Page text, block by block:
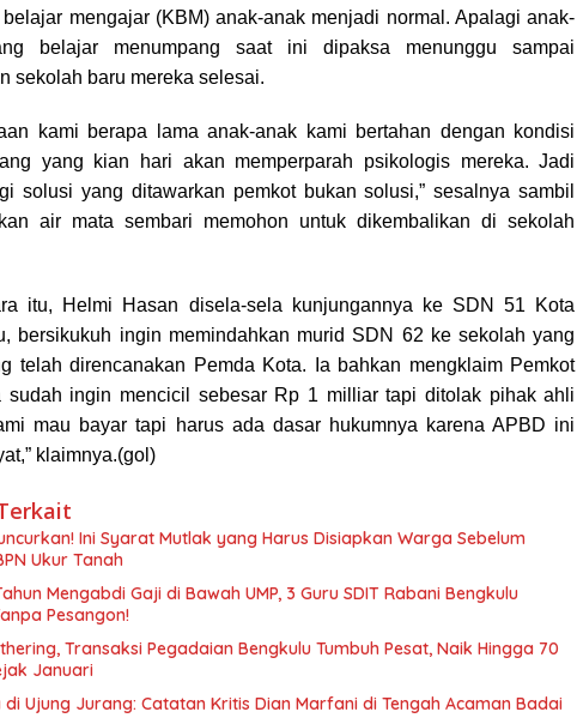
belajar mengajar (KBM) anak-anak menjadi normal. Apalagi anak-
belajar menumpang saat ini dipaksa menunggu sampai
sekolah baru mereka selesai.
kami berapa lama anak-anak kami bertahan dengan kondisi
yang kian hari akan memperparah psikologis mereka. Jadi
solusi yang ditawarkan pemkot bukan solusi,” sesalnya sambil
air mata sembari memohon untuk dikembalikan di sekolah
itu, Helmi Hasan disela-sela kunjungannya ke SDN 51 Kota
bersikukuh ingin memindahkan murid SDN 62 ke sekolah yang
telah direncanakan Pemda Kota. Ia bahkan mengklaim Pemkot
sudah ingin mencicil sebesar Rp 1 milliar tapi ditolak pihak ahli
mau bayar tapi harus ada dasar hukumnya karena APBD ini
klaimnya.(gol)
Ini Syarat Mutlak yang Harus Disiapkan Warga Sebelum
Ukur Tanah
Mengabdi Gaji di Bawah UMP, 3 Guru SDIT Rabani Bengkulu
Pesangon!
Transaksi Pegadaian Bengkulu Tumbuh Pesat, Naik Hingga 70
Januari
di Ujung Jurang: Catatan Kritis Dian Marfani di Tengah Acaman Badai